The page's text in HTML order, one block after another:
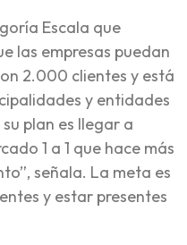
Escala que
las empresas puedan
2.000 clientes y está
y entidades
plan es llegar a
1 a 1 que hace más
señala. La meta es
y estar presentes